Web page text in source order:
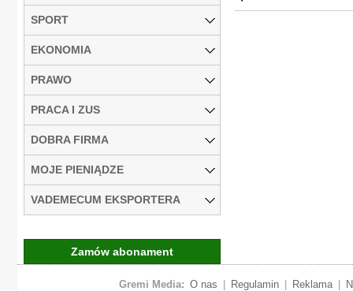
SPORT
EKONOMIA
PRAWO
PRACA I ZUS
DOBRA FIRMA
MOJE PIENIĄDZE
VADEMECUM EKSPORTERA
Zamów abonament
Gremi Media: O nas Regulamin Reklama